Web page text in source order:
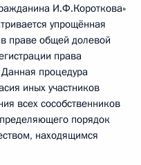
И.Ф.Короткова»
упрощённая
праве общей долевой
права
процедура
иных участников
всех сособственников
порядок
находящимся